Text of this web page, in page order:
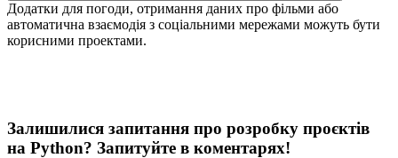
Додатки для погоди, отримання даних про фільми або
автоматична взаємодія з соціальними мережами можуть бути
корисними проектами.
Залишилися запитання про розробку проєктів
на Python? Запитуйте в коментарях!